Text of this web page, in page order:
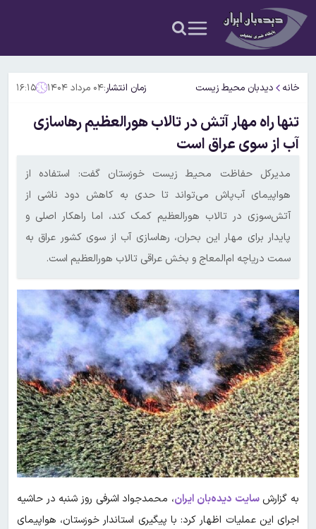
خانه دیدبان محیط زیست زمان انتشار:۰۴ مرداد ۱۴۰۴ ۱۶:۱۵
تنها راه مهار آتش در تالاب هورالعظیم رهاسازی
آب از سوی عراق است
مدیرکل حفاظت محیط زیست خوزستان گفت: استفاده از
هواپیمای آب‌پاش می‌تواند تا حدی به کاهش دود ناشی از
آتش‌سوزی در تالاب هورالعظیم کمک کند، اما راهکار اصلی و
پایدار برای مهار این بحران، رهاسازی آب از سوی کشور عراق به
سمت دریاچه ام‌المعاج و بخش عراقی تالاب هورالعظیم است.
به گزارشسایت دیده‌بان ایران، محمدجواد اشرفی روز شنبه در حاشیه
اجرای این عملیات اظهار کرد: با پیگیری استاندار خوزستان، هواپیمای